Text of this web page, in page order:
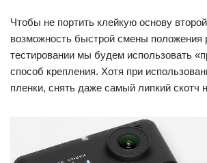
Чтобы не портить клейкую основу
возможность быстрой смены положения
тестировании мы будем использовать
способ крепления. Хотя при
пленки, снять даже самый липкий скотч